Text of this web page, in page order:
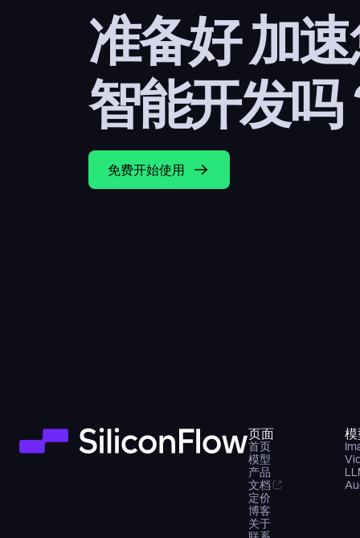
准备好 加
智能开发吗
免费开始使用
页面
首页
模型
产品
文档
定价
博客
关于